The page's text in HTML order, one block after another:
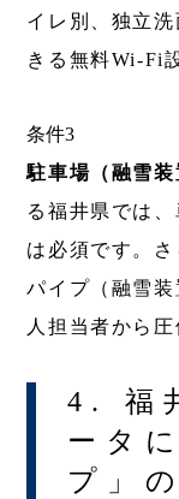
イレ別、独立
きる無料Wi-Fi
条件3
駐車場（融雪装
る福井県では
は必須です。
パイプ（融雪
人担当者から圧
4. 福
ータ
プ」